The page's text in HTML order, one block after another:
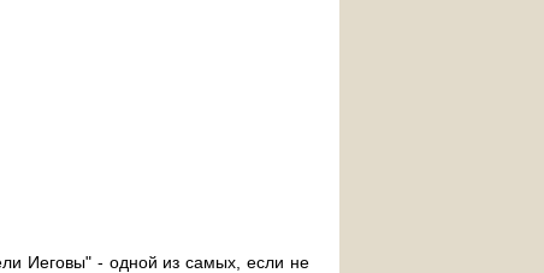
Иеговы" - одной из самых, если не